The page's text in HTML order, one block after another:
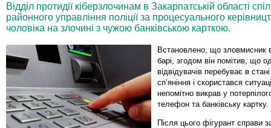
Відділ протидії кіберзлочинам в Закарпатській області
районного управління поліції за процесуального
чоловіка на злочині з чужою банківською карткою.
Встановлено, що зловмисник
барі, згодом він помітив, що
відвідувачів перебуває в
сп’яніння і скористався
непомітно викрав у
телефон та банківську картку.
Після цього фігурант справи